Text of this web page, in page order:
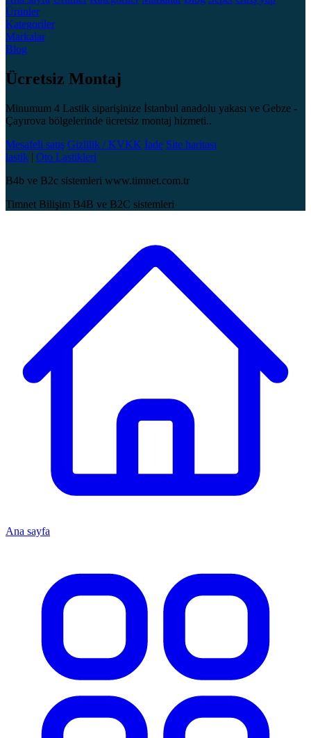
Ürünler
Kategoriler
Markalar
Blog
Ücretsiz Montaj
Minumum 4 Lastik siparişinize İstanbul anadolu yakası ve Gebze -
Çayırova bölgelerinde ücretsiz montaj hizmeti..
Mesafeli satış Gizlilik / KVKK İade Site haritası
lastik | Oto Lastikleri
B4b ve B2c sistemleri www.timnet.com.tr
Timnet Bilişim B4B ve B2C sistemleri
Ana sayfa